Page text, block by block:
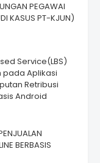
PEGAWAI
KASUS PT-KJUN)
Service(LBS)
pada Aplikasi
Retribusi
Android
BERBASIS